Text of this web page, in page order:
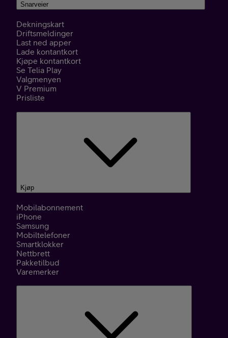
Snarveier
Dekningskart
Driftsmeldinger
Last ned apper
Lade kontantkort
Kjøpe kontantkort
Se Telia Play
Valgmenyen
V Premium
Prisliste
Kjøp
Mobilabonnement
iPhone
Samsung
Mobiltelefoner
Smartklokker
Nettbrett
Pakketilbud
Varemerker